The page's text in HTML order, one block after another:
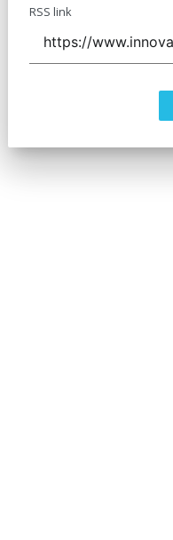
RSS link